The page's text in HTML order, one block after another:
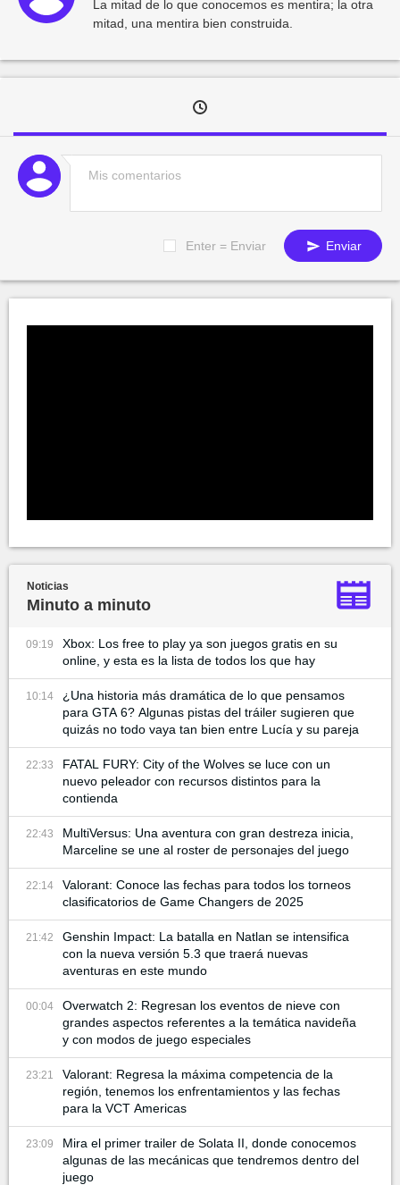
La mitad de lo que conocemos es mentira; la otra
mitad, una mentira bien construida.
Enter = Enviar Enviar
Noticias
Minuto a minuto
09:19
Xbox: Los free to play ya son juegos gratis en su
online, y esta es la lista de todos los que hay
10:14
¿Una historia más dramática de lo que pensamos
para GTA 6? Algunas pistas del tráiler sugieren que
quizás no todo vaya tan bien entre Lucía y su pareja
22:33
FATAL FURY: City of the Wolves se luce con un
nuevo peleador con recursos distintos para la
contienda
22:43
MultiVersus: Una aventura con gran destreza inicia,
Marceline se une al roster de personajes del juego
22:14
Valorant: Conoce las fechas para todos los torneos
clasificatorios de Game Changers de 2025
21:42
Genshin Impact: La batalla en Natlan se intensifica
con la nueva versión 5.3 que traerá nuevas
aventuras en este mundo
00:04
Overwatch 2: Regresan los eventos de nieve con
grandes aspectos referentes a la temática navideña
y con modos de juego especiales
23:21
Valorant: Regresa la máxima competencia de la
región, tenemos los enfrentamientos y las fechas
para la VCT Americas
23:09
Mira el primer trailer de Solata II, donde conocemos
algunas de las mecánicas que tendremos dentro del
juego